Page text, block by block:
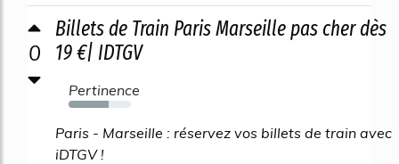
0
Billets de Train Paris Marseille pas cher dès
19 €| IDTGV
Pertinence
64%
Paris - Marseille : réservez vos billets de train avec
iDTGV !